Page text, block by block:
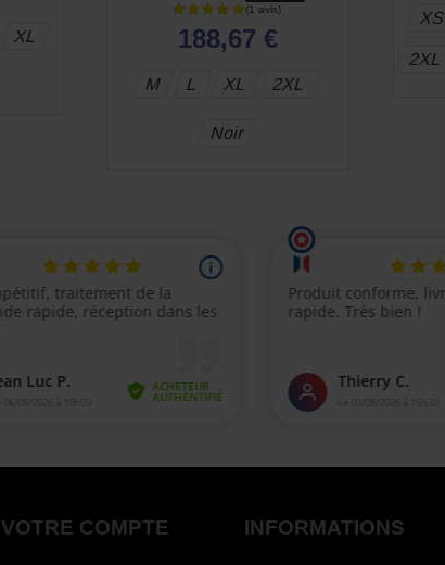
XL 188,67 €
M L XL 2XL
Noir
XS
2XL
VOTRE COMPTE INFORMATIONS